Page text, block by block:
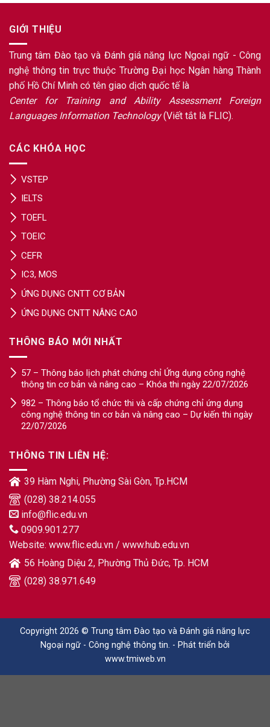
GIỚI THIỆU
Trung tâm Đào tạo và Đánh giá năng lực Ngoại ngữ - Công
nghệ thông tin trực thuộc Trường Đại học Ngân hàng Thành
phố Hồ Chí Minh có tên giao dịch quốc tế là
Center for Training and Ability Assessment Foreign
Languages Information Technology(Viết tắt là FLIC).
CÁC KHÓA HỌC
VSTEP
ỨNG DỤNG CNTT CƠ BẢN
ỨNG DỤNG CNTT NÂNG CAO
IC3, MOS
IELTS
TOEFL
TOEIC
CEFR
THÔNG BÁO MỚI NHẤT
57 – Thông báo lịch phát chứng chỉ Ứng dụng công nghệ
thông tin cơ bản và nâng cao – Khóa thi ngày 22/07/2026
982 – Thông báo tổ chức thi và cấp chứng chỉ ứng dụng
công nghệ thông tin cơ bản và nâng cao – Dự kiến thi ngày
22/07/2026
THÔNG TIN LIÊN HỆ:
39 Hàm Nghi, Phường Sài Gòn, Tp.HCM
(028) 38.214.055
info@flic.edu.vn
0909.901.277
Website: www.flic.edu.vn / www.hub.edu.vn
56 Hoàng Diệu 2, Phường Thủ Đức, Tp. HCM
(028) 38.971.649
Copyright 2026 © Trung tâm Đào tạo và Đánh giá năng lực
Ngoại ngữ - Công nghệ thông tin. - Phát triển bởi
www.tmiweb.vn